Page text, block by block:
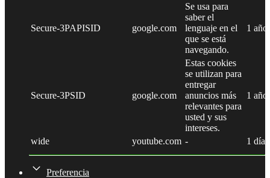
Secure-3PAPISID google.com
Se usa para
saber el
lenguaje en el
que se está
navegando.
1 año
Secure-3PSID google.com
Estas cookies
se utilizan para
entregar
anuncios más
relevantes para
usted y sus
intereses.
1 año
wide youtube.com - 1 día
Preferencia